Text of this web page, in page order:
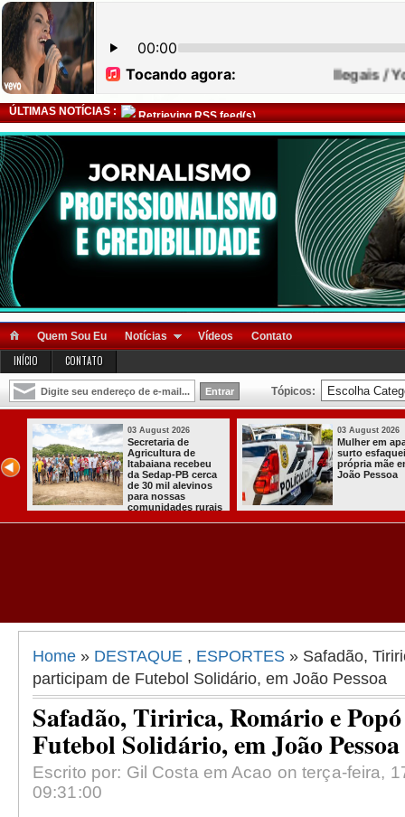
ÚLTIMAS NOTÍCIAS : Retrieving RSS feed(s)
Quem Sou Eu Notícias Vídeos Contato
INÍCIO CONTATO
Tópicos:
03 August 2026
Secretaria de
Agricultura de
Itabaiana recebeu
da Sedap-PB cerca
de 30 mil alevinos
para nossas
comunidades rurais
03 August 2026
Mulher em
surto
própria mãe
João Pessoa
Home » DESTAQUE , ESPORTES » Safadão,
participam de Futebol Solidário, em João Pessoa
Safadão, Tiririca, Romário e
Futebol Solidário, em João Pessoa
Escrito por: Gil Costa em Acao on terça-feira,
09:31:00